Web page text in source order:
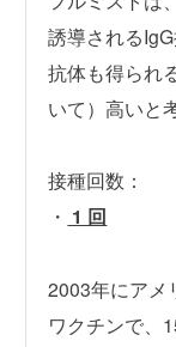
誘導される
抗体も得られ
いて）高いと
接種回数：
・ 1 回
2003年にアメ
ワクチンで、